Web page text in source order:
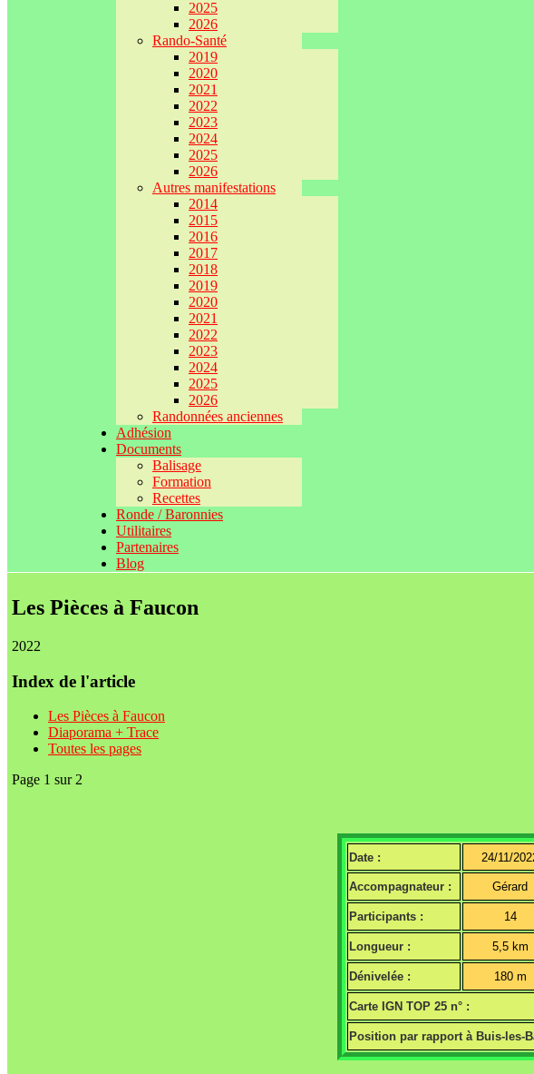
2025
2026
Rando-Santé
2019
2020
2021
2022
2023
2024
2025
2026
Autres manifestations
2014
2015
2016
2017
2018
2019
2020
2021
2022
2023
2024
2025
2026
Randonnées anciennes
Adhésion
Documents
Balisage
Formation
Recettes
Ronde / Baronnies
Utilitaires
Partenaires
Blog
Les Pièces à Faucon
2022
Index de l'article
Les Pièces à Faucon
Diaporama + Trace
Toutes les pages
Page 1 sur 2
Date : 24/11/
Accompagnateur : Gérard
Participants : 14
Longueur : 5,5 km
Dénivelée : 180 m
Carte IGN TOP 25 n° :
Position par rapport à Buis-les-